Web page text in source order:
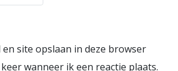
site opslaan in deze browser
wanneer ik een reactie plaats.